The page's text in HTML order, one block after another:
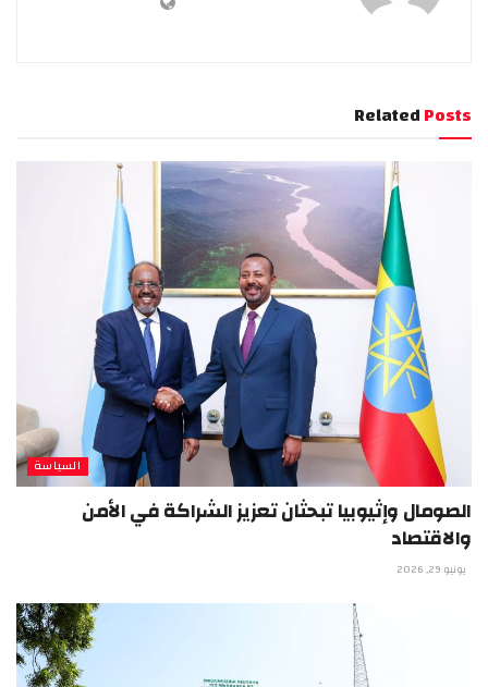
RelatedPosts
السياسة
الصومال وإثيوبيا تبحثان تعزيز الشراكة في الأمن
والاقتصاد
يونيو 29, 2026